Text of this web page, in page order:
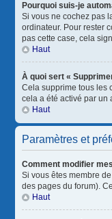
Pourquoi suis-je
Si vous ne cochez pas
ordinateur. Pour rester
pas cette case, cela
Haut
À quoi sert «
Cela supprime tous les
cela a été activé par un
Haut
Paramètres et
Comment modifier
Si vous êtes membre
des pages du forum).
Haut